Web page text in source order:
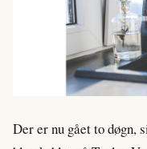
Der er nu gået to døgn,